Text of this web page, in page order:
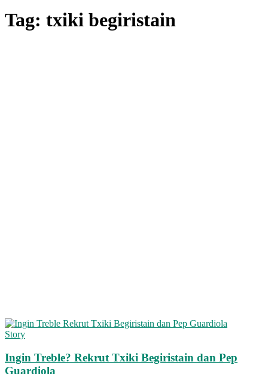
Tag: txiki begiristain
Story
Ingin Treble? Rekrut Txiki Begiristain dan Pep
Guardiola